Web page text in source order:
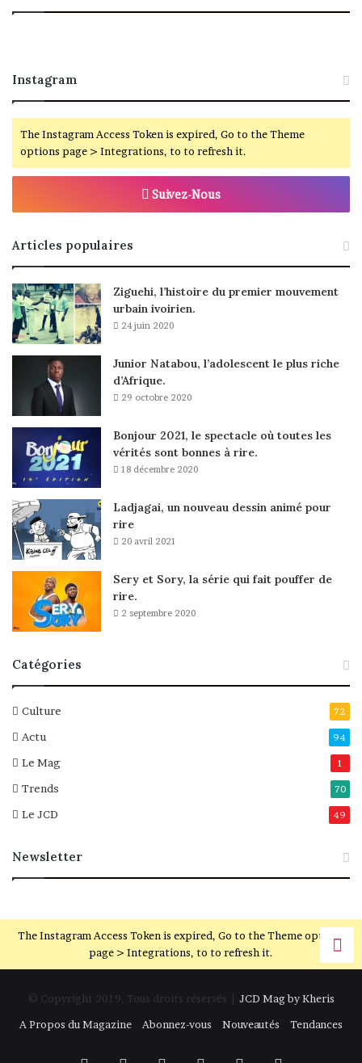
Instagram
The Instagram Access Token is expired, Go to the Theme
options page > Integrations, to to refresh it.
Suivez-Nous
Articles populaires
Ziguehi, l’histoire du premier mouvement
urbain ivoirien.
24 juin 2020
Junior Natabou, l’adolescent le plus riche
d’Afrique.
29 octobre 2020
Bonjour 2021, le spectacle où toutes les
vérités sont bonnes à rire.
18 décembre 2020
Ladjagai, un nouveau dessin animé pour
rire
20 avril 2021
Sery et Sory, la série qui fait pouffer de
rire.
2 septembre 2020
Catégories
Culture 72
Actu 94
Le Mag 1
Trends 70
Le JCD 49
Newsletter
The Instagram Access Token is expired, Go to the Theme options
page > Integrations, to to refresh it.
© Copyright 2019, Tous droits réservés | JCD Mag by Kheris
A Propos du Magazine
Abonnez-vous Nouveautés Tendances